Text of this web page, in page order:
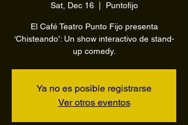
Sat, Dec 16
  |
Puntofijo
El Café Teatro Punto Fijo presenta
‘Chisteando’: Un show interactivo de stand-
up comedy.
Ya no es posible registrarse
Ver otros eventos